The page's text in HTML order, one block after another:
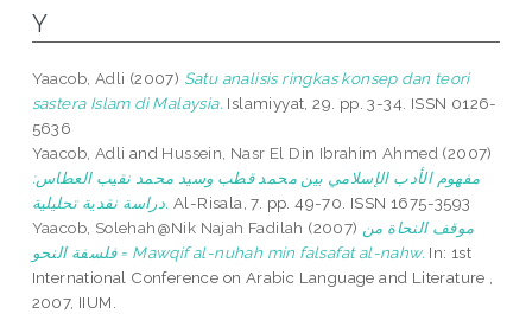
Y
Yaacob, Adli (2007) Satu analisis ringkas konsep dan teori
sastera Islam di Malaysia. Islamiyyat, 29. pp. 3-34. ISSN 0126-
5636
Yaacob, Adli and Hussein, Nasr El Din Ibrahim Ahmed (2007)
مفهوم الأدب الإسلامي بين محمد قطب وسيد محمد نقيب العطاس:
دراسة نقدية تحليلية. Al-Risala, 7. pp. 49-70. ISSN 1675-3593
Yaacob, Solehah@Nik Najah Fadilah (2007) موقف النحاة من
فلسفة النحو = Mawqif al-nuhah min falsafat al-nahw. In: 1st
International Conference on Arabic Language and Literature ,
2007, IIUM.